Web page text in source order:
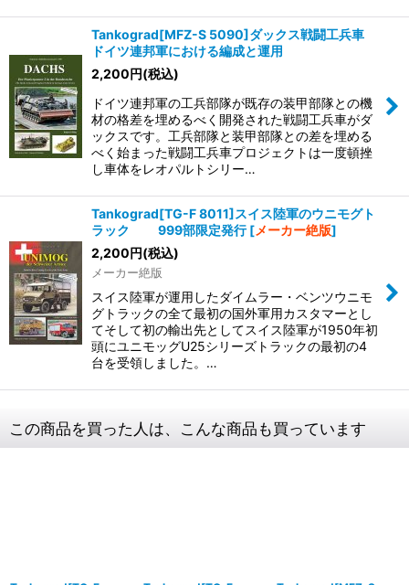
Tankograd[MFZ-S 5090]ダックス戦闘工兵車
ドイツ連邦軍における編成と運用
2,200円(税込)
ドイツ連邦軍の工兵部隊が既存の装甲部隊との機
材の格差を埋めるべく開発された戦闘工兵車がダ
ックスです。工兵部隊と装甲部隊との差を埋める
べく始まった戦闘工兵車プロジェクトは一度頓挫
し車体をレオパルトシリー…
Tankograd[TG-F 8011]スイス陸軍のウニモグト
ラック 999部限定発行 [メーカー絶版]
2,200円(税込)
メーカー絶版
スイス陸軍が運用したダイムラー・ベンツウニモ
グトラックの全て最初の国外軍用カスタマーとし
てそして初の輸出先としてスイス陸軍が1950年初
頭にユニモッグU25シリーズトラックの最初の4
台を受領しました。…
この商品を買った人は、こんな商品も買っています